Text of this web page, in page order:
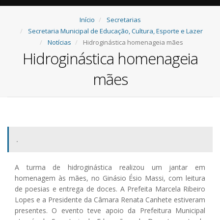
Início
Secretarias
Secretaria Municipal de Educação, Cultura, Esporte e Lazer
Notícias
Hidroginástica homenageia mães
Hidroginástica homenageia
mães
.
A turma de hidroginástica realizou um jantar em
homenagem às mães, no Ginásio Ésio Massi, com leitura
de poesias e entrega de doces. A Prefeita Marcela Ribeiro
Lopes e a Presidente da Câmara Renata Canhete estiveram
presentes. O evento teve apoio da Prefeitura Municipal